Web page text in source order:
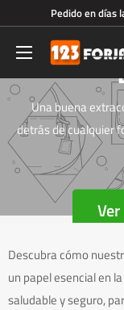
directamente
contenido
Pedido en días
123forja.es
Una buena
detrás de cualquier
Descubra cómo
un papel esencial en
saludable y seguro,